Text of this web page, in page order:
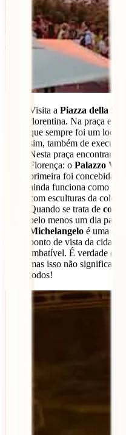
Visita a Piazza della
florentina. Na praça
que sempre foi um local
sim, também de
Nesta praça encontrarás
Florença: o Palazzo
primeira foi concebida
ainda funciona como tal.
com esculturas da
Quando se trata de
pelo menos um dia para
Michelangelo é uma
ponto de vista da cidade
imbatível. É verdade que
mas isso não significa
todos!